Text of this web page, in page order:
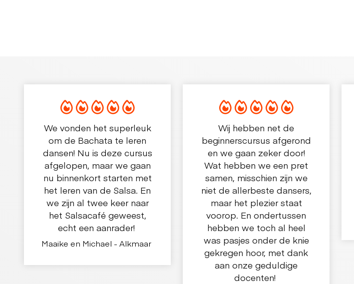
We vonden het superleuk
om de Bachata te leren
dansen! Nu is deze cursus
afgelopen, maar we gaan
nu binnenkort starten met
het leren van de Salsa. En
we zijn al twee keer naar
het Salsacafé geweest,
echt een aanrader!
Maaike en Michael - Alkmaar
Wij hebben net de
beginnerscursus afgerond
en we gaan zeker door!
Wat hebben we een pret
samen, misschien zijn we
niet de allerbeste dansers,
maar het plezier staat
voorop. En ondertussen
hebben we toch al heel
was pasjes onder de knie
gekregen hoor, met dank
aan onze geduldige
docenten!